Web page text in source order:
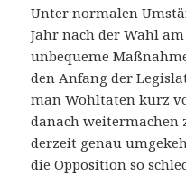
Unter normalen
Jahr nach der Wahl
unbequeme
den Anfang der
man Wohltaten kurz
danach weitermachen
derzeit genau
die Opposition so